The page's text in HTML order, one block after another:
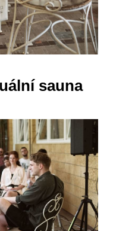
sauna